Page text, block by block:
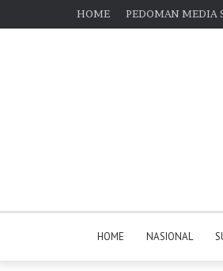
HOME PEDOMAN MEDIA
HOME NASIONAL